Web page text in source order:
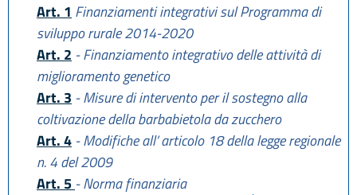
Art. 1 Finanziamenti integrativi sul Programma di
sviluppo rurale 2014-2020
Art. 2 - Finanziamento integrativo delle attività di
miglioramento genetico
Art. 3 - Misure di intervento per il sostegno alla
coltivazione della barbabietola da zucchero
Art. 4 - Modifiche all’ articolo 18 della legge regionale
n. 4 del 2009
Art. 5 - Norma finanziaria